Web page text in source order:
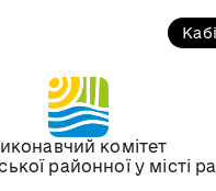
комітет
районної у місті
році